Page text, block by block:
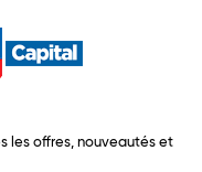
les offres, nouveautés et